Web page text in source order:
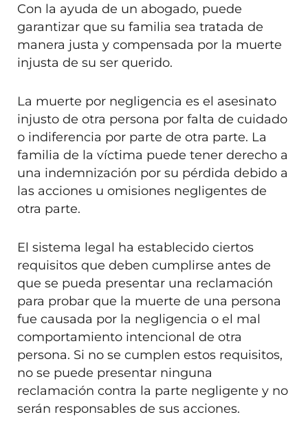
Con la ayuda de un abogado, puede
garantizar que su familia sea tratada de
manera justa y compensada por la muerte
injusta de su ser querido.
La muerte por negligencia es el asesinato
injusto de otra persona por falta de cuidado
o indiferencia por parte de otra parte. La
familia de la víctima puede tener derecho a
una indemnización por su pérdida debido a
las acciones u omisiones negligentes de
otra parte.
El sistema legal ha establecido ciertos
requisitos que deben cumplirse antes de
que se pueda presentar una reclamación
para probar que la muerte de una persona
fue causada por la negligencia o el mal
comportamiento intencional de otra
persona. Si no se cumplen estos requisitos,
no se puede presentar ninguna
reclamación contra la parte negligente y no
serán responsables de sus acciones.